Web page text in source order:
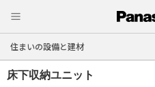
住まいの設備と建材
床下収納ユニット